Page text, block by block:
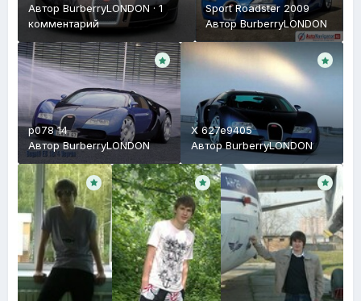
Автор BurberryLONDON·1
комментарий
Sport Roadster 2009
АвторBurberryLONDON
p078 14
АвторBurberryLONDON
X 627e9405
АвторBurberryLONDON